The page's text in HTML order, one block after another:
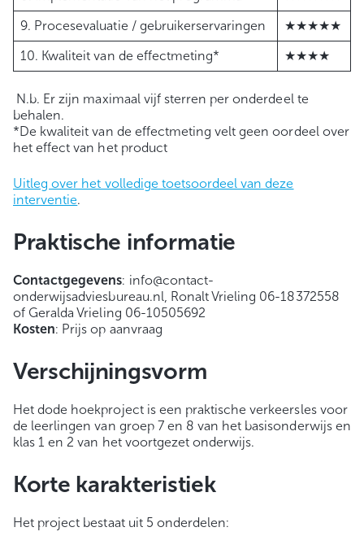
9. Procesevaluatie / gebruikerservaringen
★★★★★
10. Kwaliteit van de effectmeting*
★★★★
N.b. Er zijn maximaal vijf sterren per onderdeel te
behalen.
*De kwaliteit van de effectmeting velt geen oordeel over
het effect van het product
Uitleg over het volledige toetsoordeel van deze
interventie.
Praktische informatie
Contactgegevens: info@contact-
onderwijsadviesbureau.nl, Ronalt Vrieling 06-18372558
of Geralda Vrieling 06-10505692
Kosten: Prijs op aanvraag
Verschijningsvorm
Het dode hoekproject is een praktische verkeersles voor
de leerlingen van groep 7 en 8 van het basisonderwijs en
klas 1 en 2 van het voortgezet onderwijs.
Korte karakteristiek
Het project bestaat uit 5 onderdelen: